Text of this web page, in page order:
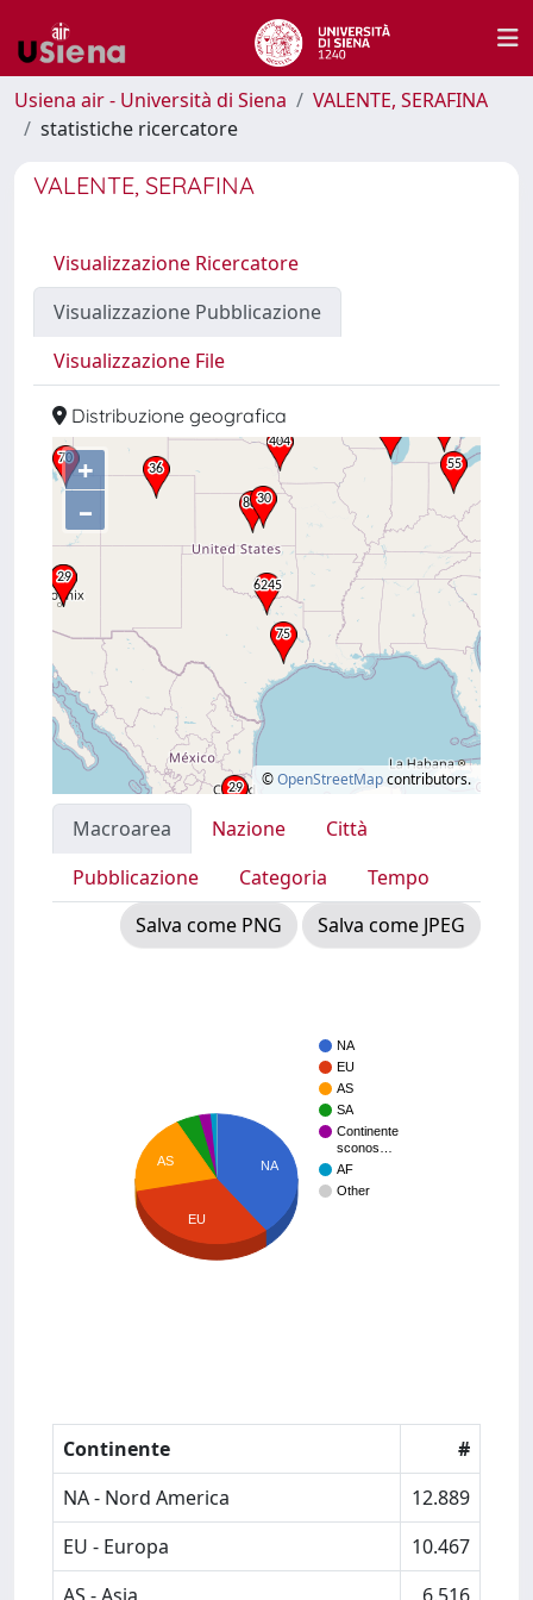
Usiena air - Università di Siena
VALENTE, SERAFINA
statistiche ricercatore
VALENTE, SERAFINA
Visualizzazione Ricercatore
Visualizzazione Pubblicazione
Visualizzazione File
Distribuzione geografica
+
–
©OpenStreetMapcontributors.
Macroarea Nazione
Città
Pubblicazione
Categoria
Tempo
Salva come PNG
Salva come JPEG
NA
EU
AS
SA
Continente
sconos…
AF
Other
NA
AS
EU
Continente
#
NA - Nord America
12.889
EU - Europa
10.467